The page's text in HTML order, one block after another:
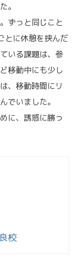
。
ずっと同じこと
とに休憩を挟んだ
いる課題は、参
移動中にも少し
、移動時間にリ
でいました。
に、誘惑に勝っ
校